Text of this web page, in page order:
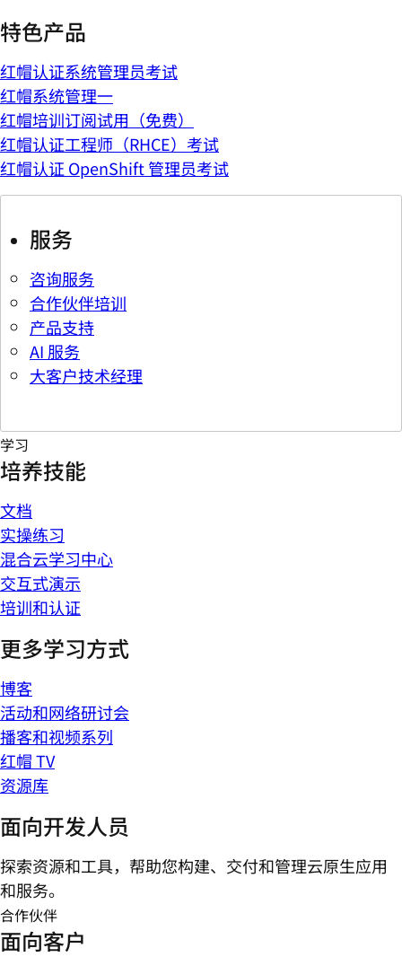
特色产品
红帽认证系统管理员考试
红帽系统管理一
红帽培训订阅试用（免费）
红帽认证工程师（RHCE）考试
红帽认证 OpenShift 管理员考试
服务
咨询服务
合作伙伴培训
产品支持
AI 服务
大客户技术经理
学习
培养技能
文档
实操练习
混合云学习中心
交互式演示
培训和认证
更多学习方式
博客
活动和网络研讨会
播客和视频系列
红帽 TV
资源库
面向开发人员
探索资源和工具，帮助您构建、交付和管理云原生应用
和服务。
合作伙伴
面向客户